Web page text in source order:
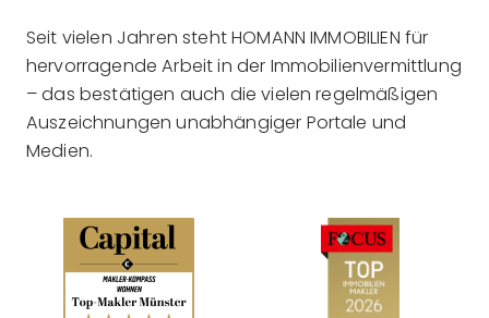
Seit vielen Jahren steht HOMANN IMMOBILIEN für
hervorragende Arbeit in der Immobilienvermittlung
– das bestätigen auch die vielen regelmäßigen
Auszeichnungen unabhängiger Portale und
Medien.